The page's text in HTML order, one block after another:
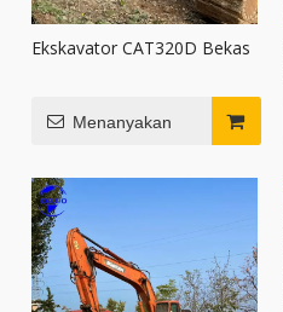
Ekskavator CAT320D Bekas
Menanyakan